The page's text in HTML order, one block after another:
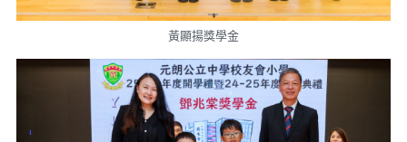
黃顯揚獎學金